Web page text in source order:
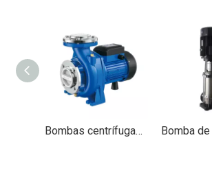
Bombas centrífugas （HNF）